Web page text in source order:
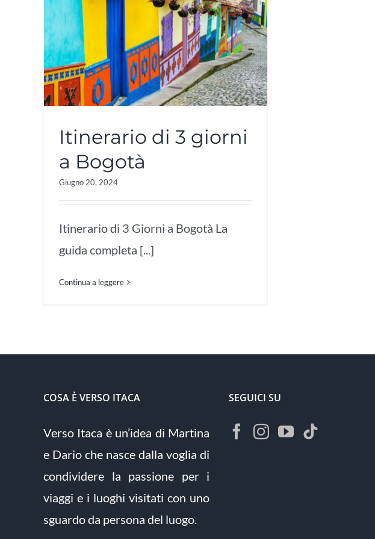
Itinerario di 3 giorni
a Bogotà
Giugno 20, 2024
Itinerario di 3 Giorni a Bogotà La
guida completa [...]
Continua a leggere
COSA È VERSO ITACA
Verso Itaca è un’idea di Martina
e Dario che nasce dalla voglia di
condividere la passione per i
viaggi e i luoghi visitati con uno
sguardo da persona del luogo.
SEGUICI SU